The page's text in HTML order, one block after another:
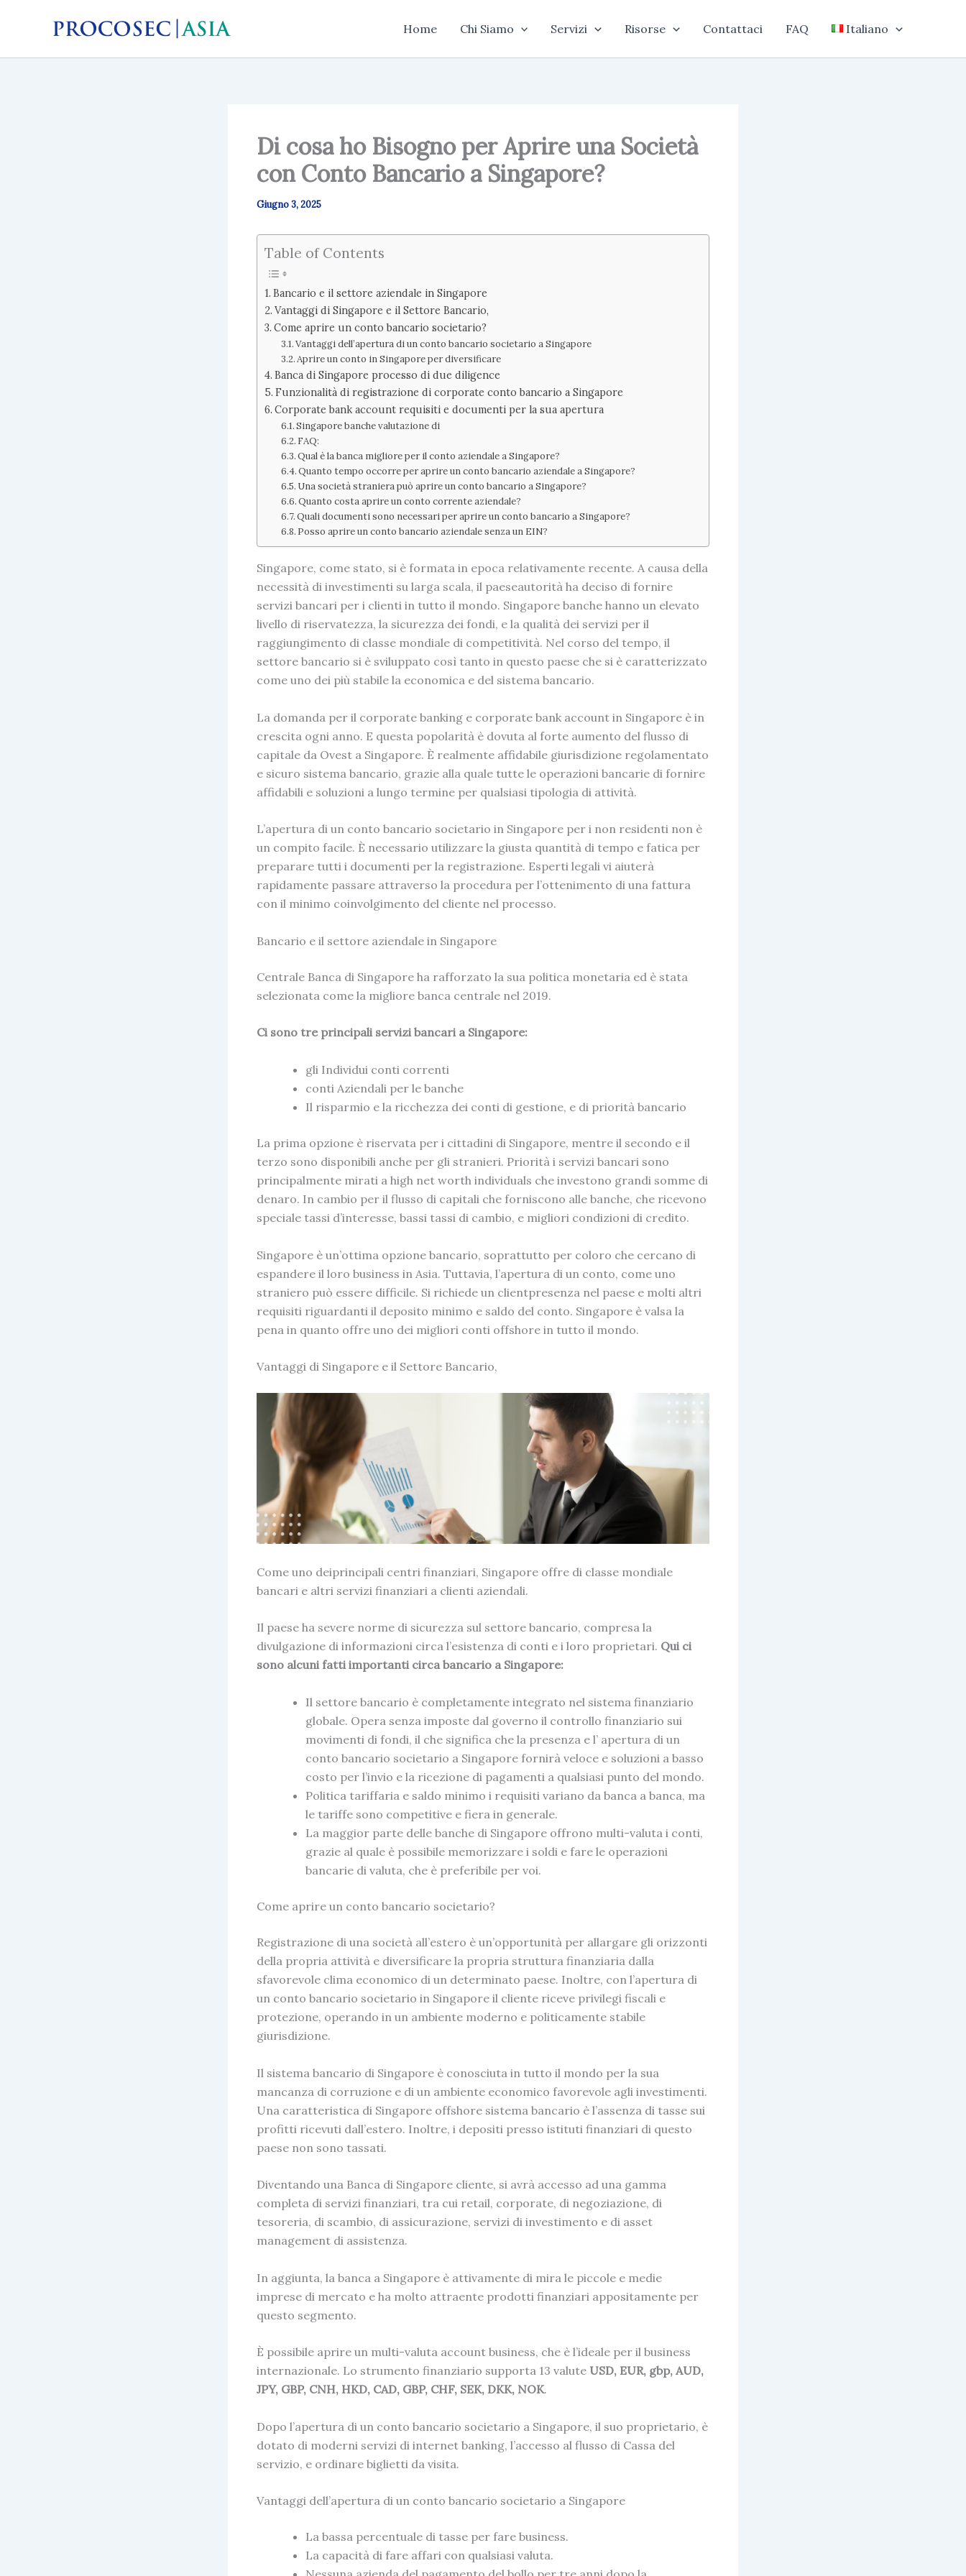
Home Chi Siamo Servizi Risorse Contattaci FAQ Italiano
Di cosa ho Bisogno per Aprire una Società
con Conto Bancario a Singapore?
Giugno 3, 2025
Table of Contents
Bancario e il settore aziendale in Singapore
Vantaggi di Singapore e il Settore Bancario,
Come aprire un conto bancario societario?
Vantaggi dell’apertura di un conto bancario societario a Singapore
Aprire un conto in Singapore per diversificare
Banca di Singapore processo di due diligence
Funzionalità di registrazione di corporate conto bancario a Singapore
Corporate bank account requisiti e documenti per la sua apertura
Singapore banche valutazione di
FAQ:
Qual è la banca migliore per il conto aziendale a Singapore?
Quanto tempo occorre per aprire un conto bancario aziendale a Singapore?
Una società straniera può aprire un conto bancario a Singapore?
Quanto costa aprire un conto corrente aziendale?
Quali documenti sono necessari per aprire un conto bancario a Singapore?
Posso aprire un conto bancario aziendale senza un EIN?
Singapore, come stato, si è formata in epoca relativamente recente. A causa della
necessità di investimenti su larga scala, il paeseautorità ha deciso di fornire
servizi bancari per i clienti in tutto il mondo. Singapore banche hanno un elevato
livello di riservatezza, la sicurezza dei fondi, e la qualità dei servizi per il
raggiungimento di classe mondiale di competitività. Nel corso del tempo, il
settore bancario si è sviluppato così tanto in questo paese che si è caratterizzato
come uno dei più stabile la economica e del sistema bancario.
La domanda per il corporate banking e corporate bank account in Singapore è in
crescita ogni anno. E questa popolarità è dovuta al forte aumento del flusso di
capitale da Ovest a Singapore. È realmente affidabile giurisdizione regolamentato
e sicuro sistema bancario, grazie alla quale tutte le operazioni bancarie di fornire
affidabili e soluzioni a lungo termine per qualsiasi tipologia di attività.
L’apertura di un conto bancario societario in Singapore per i non residenti non è
un compito facile. È necessario utilizzare la giusta quantità di tempo e fatica per
preparare tutti i documenti per la registrazione. Esperti legali vi aiuterà
rapidamente passare attraverso la procedura per l’ottenimento di una fattura
con il minimo coinvolgimento del cliente nel processo.
Bancario e il settore aziendale in Singapore
Centrale Banca di Singapore ha rafforzato la sua politica monetaria ed è stata
selezionata come la migliore banca centrale nel 2019.
Ci sono tre principali servizi bancari a Singapore:
gli Individui conti correnti
conti Aziendali per le banche
Il risparmio e la ricchezza dei conti di gestione, e di priorità bancario
La prima opzione è riservata per i cittadini di Singapore, mentre il secondo e il
terzo sono disponibili anche per gli stranieri. Priorità i servizi bancari sono
principalmente mirati a high net worth individuals che investono grandi somme di
denaro. In cambio per il flusso di capitali che forniscono alle banche, che ricevono
speciale tassi d’interesse, bassi tassi di cambio, e migliori condizioni di credito.
Singapore è un’ottima opzione bancario, soprattutto per coloro che cercano di
espandere il loro business in Asia. Tuttavia, l’apertura di un conto, come uno
straniero può essere difficile. Si richiede un clientpresenza nel paese e molti altri
requisiti riguardanti il deposito minimo e saldo del conto. Singapore è valsa la
pena in quanto offre uno dei migliori conti offshore in tutto il mondo.
Vantaggi di Singapore e il Settore Bancario,
Come uno deiprincipali centri finanziari, Singapore offre di classe mondiale
bancari e altri servizi finanziari a clienti aziendali.
Il paese ha severe norme di sicurezza sul settore bancario, compresa la
divulgazione di informazioni circa l’esistenza di conti e i loro proprietari. Qui ci
sono alcuni fatti importanti circa bancario a Singapore:
Il settore bancario è completamente integrato nel sistema finanziario
globale. Opera senza imposte dal governo il controllo finanziario sui
movimenti di fondi, il che significa che la presenza e l’ apertura di un
conto bancario societario a Singapore fornirà veloce e soluzioni a basso
costo per l’invio e la ricezione di pagamenti a qualsiasi punto del mondo.
Politica tariffaria e saldo minimo i requisiti variano da banca a banca, ma
le tariffe sono competitive e fiera in generale.
La maggior parte delle banche di Singapore offrono multi-valuta i conti,
grazie al quale è possibile memorizzare i soldi e fare le operazioni
bancarie di valuta, che è preferibile per voi.
Come aprire un conto bancario societario?
Registrazione di una società all’estero è un’opportunità per allargare gli orizzonti
della propria attività e diversificare la propria struttura finanziaria dalla
sfavorevole clima economico di un determinato paese. Inoltre, con l’apertura di
un conto bancario societario in Singapore il cliente riceve privilegi fiscali e
protezione, operando in un ambiente moderno e politicamente stabile
giurisdizione.
Il sistema bancario di Singapore è conosciuta in tutto il mondo per la sua
mancanza di corruzione e di un ambiente economico favorevole agli investimenti.
Una caratteristica di Singapore offshore sistema bancario è l’assenza di tasse sui
profitti ricevuti dall’estero. Inoltre, i depositi presso istituti finanziari di questo
paese non sono tassati.
Diventando una Banca di Singapore cliente, si avrà accesso ad una gamma
completa di servizi finanziari, tra cui retail, corporate, di negoziazione, di
tesoreria, di scambio, di assicurazione, servizi di investimento e di asset
management di assistenza.
In aggiunta, la banca a Singapore è attivamente di mira le piccole e medie
imprese di mercato e ha molto attraente prodotti finanziari appositamente per
questo segmento.
È possibile aprire un multi-valuta account business, che è l’ideale per il business
internazionale. Lo strumento finanziario supporta 13 valute USD, EUR, gbp, AUD,
JPY, GBP, CNH, HKD, CAD, GBP, CHF, SEK, DKK, NOK.
Dopo l’apertura di un conto bancario societario a Singapore, il suo proprietario, è
dotato di moderni servizi di internet banking, l’accesso al flusso di Cassa del
servizio, e ordinare biglietti da visita.
Vantaggi dell’apertura di un conto bancario societario a Singapore
La bassa percentuale di tasse per fare business.
La capacità di fare affari con qualsiasi valuta.